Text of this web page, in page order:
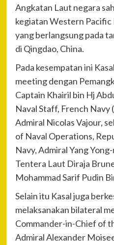
Angkatan Laut negara
kegiatan Western Pacific
yang berlangsung pada
di Qingdao, China.
Pada kesempatan ini
meeting dengan
Captain Khairil bin Hj
Naval Staff, French
Admiral Nicolas Vajour,
of Naval Operations,
Navy, Admiral Yang
Tentera Laut Diraja
Mohammad Sarif Pudin
Selain itu Kasal juga
melaksanakan bilateral
Commander-in-Chief of
Admiral Alexander